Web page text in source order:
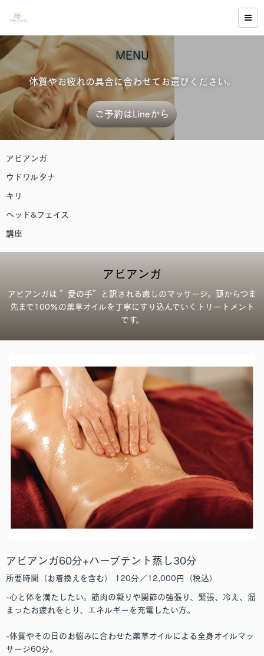
MENU
体質やお疲れの具合に合わせてお選びください。
ご予約はLineから
アビアンガ
ウドワルタナ
キリ
ヘッド&フェイス
講座
アビアンガ
アビアンガは ”愛の手”と訳される癒しのマッサージ。頭からつま
先まで100％の薬草オイルを丁寧にすり込んでいくトリートメント
です。
アビアンガ60分+ハーブテント蒸し30分
所要時間（お着換えを含む） 120分／12,000円（税込）
-心と体を満たしたい。筋肉の凝りや関節の強張り、緊張、冷え、溜
まったお疲れをとり、エネルギーを充電したい方。
-体質やその日のお悩みに合わせた薬草オイルによる全身オイルマッ
サージ60分。